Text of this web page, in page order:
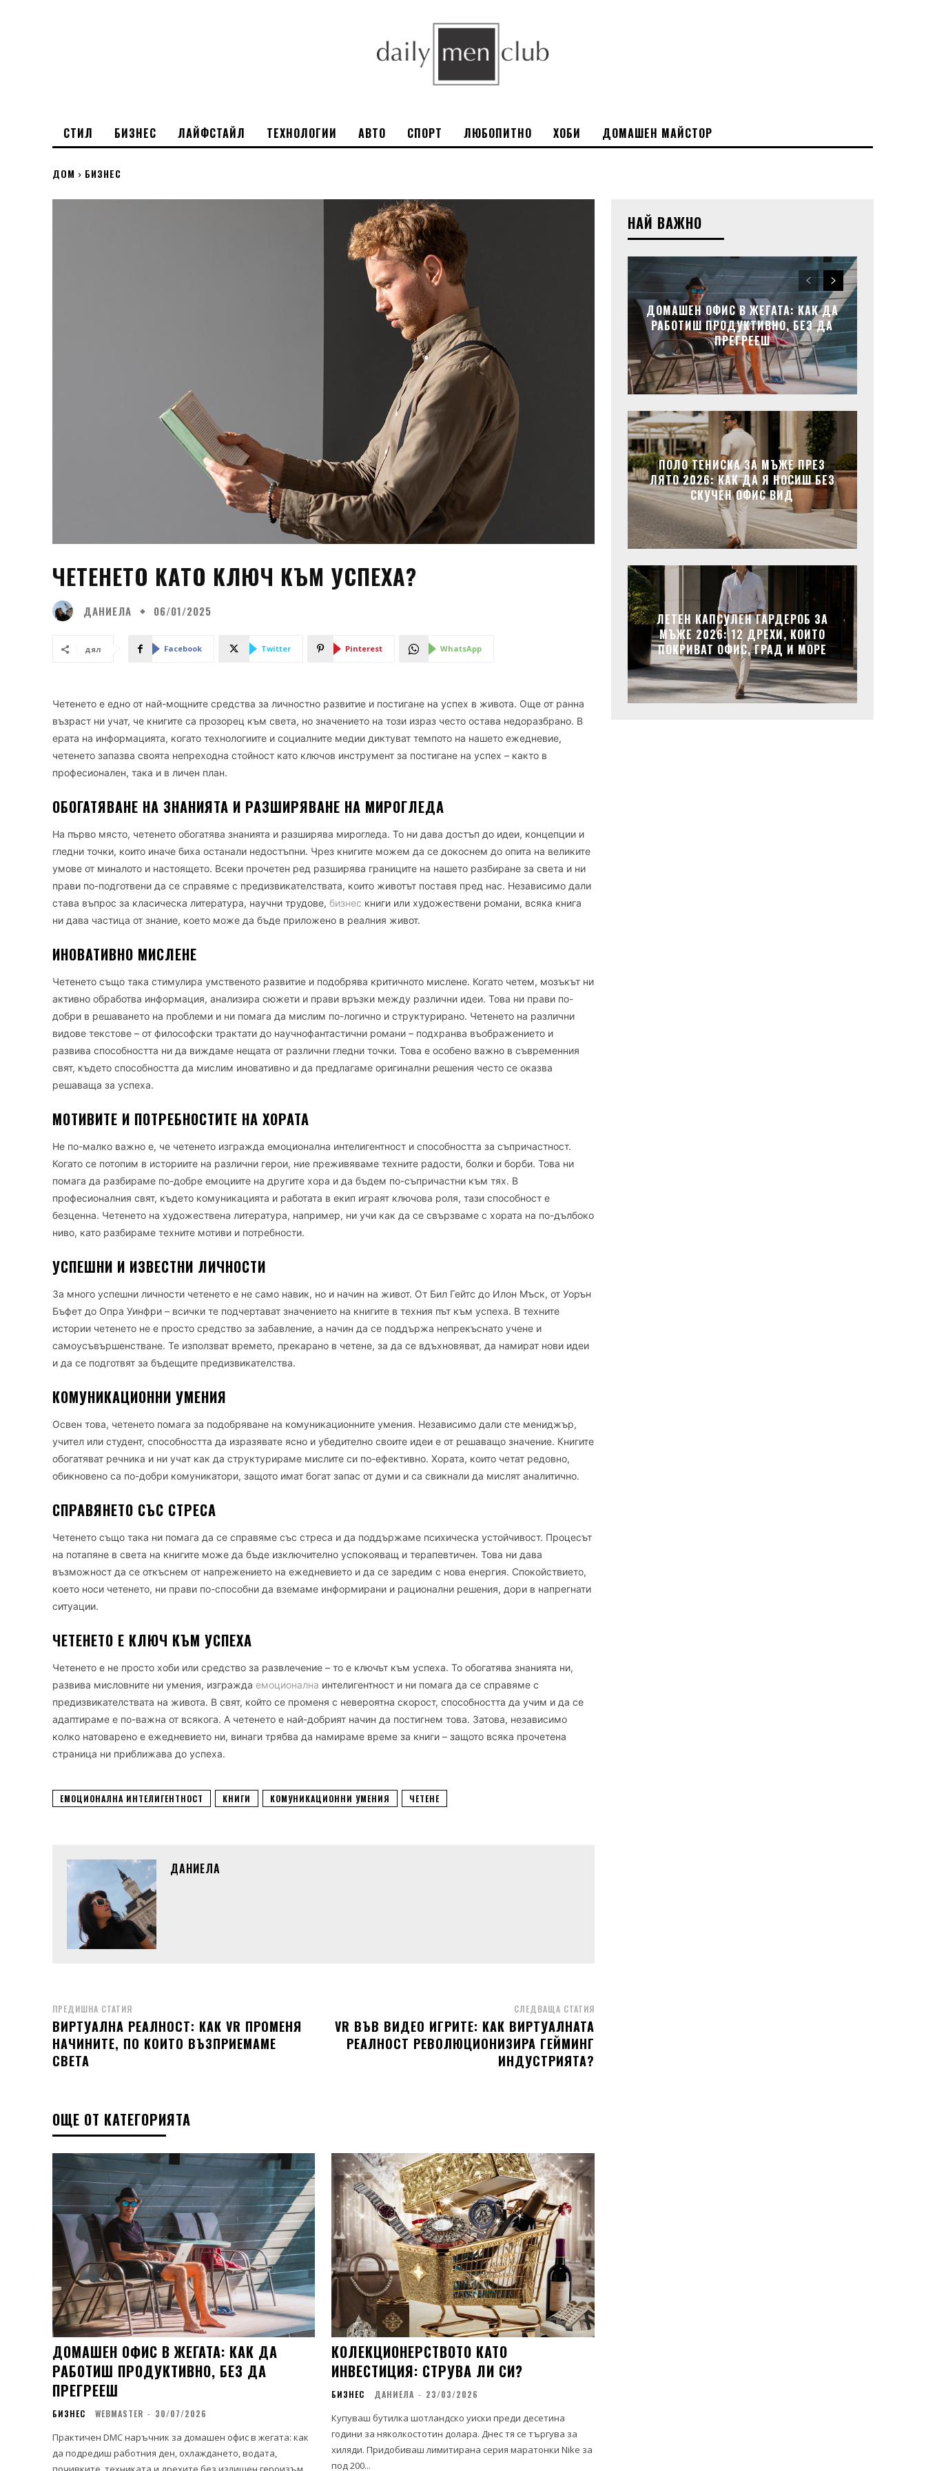
СТИЛ БИЗНЕС ЛАЙФСТАЙЛ ТЕХНОЛОГИИ АВТО СПОРТ ЛЮБОПИТНО ХОБИ ДОМАШЕН МАЙСТОР
ДОМ БИЗНЕС
ЧЕТЕНЕТО КАТО КЛЮЧ КЪМ УСПЕХА?
ДАНИЕЛА 06/01/2025
дял Facebook Twitter Pinterest WhatsApp
Четенето е едно от най-мощните средства за личностно развитие и постигане на успех в живота. Още от ранна
възраст ни учат, че книгите са прозорец към света, но значението на този израз често остава недоразбрано. В
ерата на информацията, когато технологиите и социалните медии диктуват темпото на нашето ежедневие,
четенето запазва своята непреходна стойност като ключов инструмент за постигане на успех – както в
професионален, така и в личен план.
ОБОГАТЯВАНЕ НА ЗНАНИЯТА И РАЗШИРЯВАНЕ НА МИРОГЛЕДА
На първо място, четенето обогатява знанията и разширява мирогледа. То ни дава достъп до идеи, концепции и
гледни точки, които иначе биха останали недостъпни. Чрез книгите можем да се докоснем до опита на великите
умове от миналото и настоящето. Всеки прочетен ред разширява границите на нашето разбиране за света и ни
прави по-подготвени да се справяме с предизвикателствата, които животът поставя пред нас. Независимо дали
става въпрос за класическа литература, научни трудове, бизнес книги или художествени романи, всяка книга
ни дава частица от знание, което може да бъде приложено в реалния живот.
ИНОВАТИВНО МИСЛЕНЕ
Четенето също така стимулира умственото развитие и подобрява критичното мислене. Когато четем, мозъкът ни
активно обработва информация, анализира сюжети и прави връзки между различни идеи. Това ни прави по-
добри в решаването на проблеми и ни помага да мислим по-логично и структурирано. Четенето на различни
видове текстове – от философски трактати до научнофантастични романи – подхранва въображението и
развива способността ни да виждаме нещата от различни гледни точки. Това е особено важно в съвременния
свят, където способността да мислим иновативно и да предлагаме оригинални решения често се оказва
решаваща за успеха.
МОТИВИТЕ И ПОТРЕБНОСТИТЕ НА ХОРАТА
Не по-малко важно е, че четенето изгражда емоционална интелигентност и способността за съпричастност.
Когато се потопим в историите на различни герои, ние преживяваме техните радости, болки и борби. Това ни
помага да разбираме по-добре емоциите на другите хора и да бъдем по-съпричастни към тях. В
професионалния свят, където комуникацията и работата в екип играят ключова роля, тази способност е
безценна. Четенето на художествена литература, например, ни учи как да се свързваме с хората на по-дълбоко
ниво, като разбираме техните мотиви и потребности.
УСПЕШНИ И ИЗВЕСТНИ ЛИЧНОСТИ
За много успешни личности четенето е не само навик, но и начин на живот. От Бил Гейтс до Илон Мъск, от Уорън
Бъфет до Опра Уинфри – всички те подчертават значението на книгите в техния път към успеха. В техните
истории четенето не е просто средство за забавление, а начин да се поддържа непрекъснато учене и
самоусъвършенстване. Те използват времето, прекарано в четене, за да се вдъхновяват, да намират нови идеи
и да се подготвят за бъдещите предизвикателства.
КОМУНИКАЦИОННИ УМЕНИЯ
Освен това, четенето помага за подобряване на комуникационните умения. Независимо дали сте мениджър,
учител или студент, способността да изразявате ясно и убедително своите идеи е от решаващо значение. Книгите
обогатяват речника и ни учат как да структурираме мислите си по-ефективно. Хората, които четат редовно,
обикновено са по-добри комуникатори, защото имат богат запас от думи и са свикнали да мислят аналитично.
СПРАВЯНЕТО СЪС СТРЕСА
Четенето също така ни помага да се справяме със стреса и да поддържаме психическа устойчивост. Процесът
на потапяне в света на книгите може да бъде изключително успокояващ и терапевтичен. Това ни дава
възможност да се откъснем от напрежението на ежедневието и да се заредим с нова енергия. Спокойствието,
което носи четенето, ни прави по-способни да вземаме информирани и рационални решения, дори в напрегнати
ситуации.
ЧЕТЕНЕТО Е КЛЮЧ КЪМ УСПЕХА
Четенето е не просто хоби или средство за развлечение – то е ключът към успеха. То обогатява знанията ни,
развива мисловните ни умения, изгражда емоционална интелигентност и ни помага да се справяме с
предизвикателствата на живота. В свят, който се променя с невероятна скорост, способността да учим и да се
адаптираме е по-важна от всякога. А четенето е най-добрият начин да постигнем това. Затова, независимо
колко натоварено е ежедневието ни, винаги трябва да намираме време за книги – защото всяка прочетена
страница ни приближава до успеха.
ЕМОЦИОНАЛНА ИНТЕЛИГЕНТНОСТ КНИГИ КОМУНИКАЦИОННИ УМЕНИЯ ЧЕТЕНЕ
ДАНИЕЛА
ПРЕДИШНА СТАТИЯ
ВИРТУАЛНА РЕАЛНОСТ: КАК VR ПРОМЕНЯ
НАЧИНИТЕ, ПО КОИТО ВЪЗПРИЕМАМЕ
СВЕТА
СЛЕДВАЩА СТАТИЯ
VR ВЪВ ВИДЕО ИГРИТЕ: КАК ВИРТУАЛНАТА
РЕАЛНОСТ РЕВОЛЮЦИОНИЗИРА ГЕЙМИНГ
ИНДУСТРИЯТА?
ОЩЕ ОТ КАТЕГОРИЯТА
ДОМАШЕН ОФИС В ЖЕГАТА: КАК ДА
РАБОТИШ ПРОДУКТИВНО, БЕЗ ДА
ПРЕГРЕЕШ
БИЗНЕС WEBMASTER - 30/07/2026
Практичен DMC наръчник за домашен офис в жегата: как
да подредиш работния ден, охлаждането, водата,
КОЛЕКЦИОНЕРСТВОТО КАТО
ИНВЕСТИЦИЯ: СТРУВА ЛИ СИ?
БИЗНЕС ДАНИЕЛА - 23/03/2026
Купуваш бутилка шотландско уиски преди десетина
години за няколкостотин долара. Днес тя се търгува за
хиляди. Придобиваш лимитирана серия маратонки Nike за
под 200...
НАЙ ВАЖНО
ДОМАШЕН ОФИС В ЖЕГАТА: КАК ДА
РАБОТИШ ПРОДУКТИВНО, БЕЗ ДА
ПРЕГРЕЕШ
ПОЛО ТЕНИСКА ЗА МЪЖЕ ПРЕЗ
ЛЯТО 2026: КАК ДА Я НОСИШ БЕЗ
СКУЧЕН ОФИС ВИД
ЛЕТЕН КАПСУЛЕН ГАРДЕРОБ ЗА
МЪЖЕ 2026: 12 ДРЕХИ, КОИТО
ПОКРИВАТ ОФИС, ГРАД И МОРЕ